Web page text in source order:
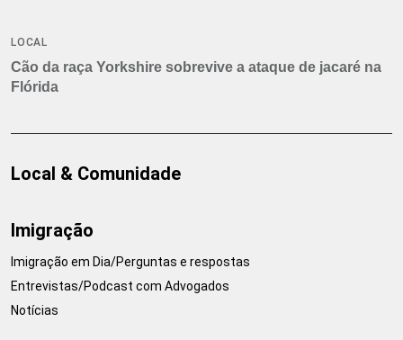
LOCAL
Cão da raça Yorkshire sobrevive a ataque de jacaré na
Flórida
Local & Comunidade
Imigração
Imigração em Dia/Perguntas e respostas
Entrevistas/Podcast com Advogados
Notícias